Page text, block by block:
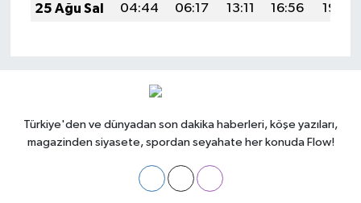
25 Ağu Sal
04:44 06:17 13:11 16:56 19:56
Türkiye'den ve dünyadan son dakika haberleri, köşe yazıları,
magazinden siyasete, spordan seyahate her konuda Flow!